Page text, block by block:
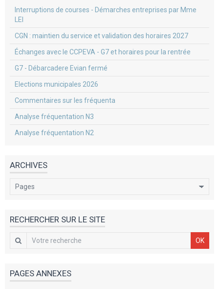
Interruptions de courses - Démarches entreprises par Mme
LEI
CGN : maintien du service et validation des horaires 2027
Échanges avec le CCPEVA - G7 et horaires pour la rentrée
G7 - Débarcadere Evian fermé
Elections municipales 2026
Commentaires sur les fréquenta
Analyse fréquentation N3
Analyse fréquentation N2
ARCHIVES
RECHERCHER SUR LE SITE
OK
PAGES ANNEXES